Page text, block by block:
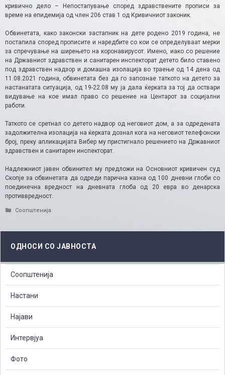
кривично дело – Непостапување според здравствените прописи за
време на епидемија од член 206 став 1 од Кривичниот законик.
Обвинетата, како законски застапник на дете родено 2019 година, не
постапила според прописите и наредбите со кои се определуваат мерки
за спречување на ширењето на коронавирусот. Имено, иако со решение
на Државниот здравствен и санитарен инспекторат детето било ставено
под здравствен надзор и домашна изолација во траење од 14 дена од
11.08.2021 година, обвинетата без да го запознае таткото на детето за
настанатата ситуација, од 19-22.08 му ја дала ќерката за тој да оствари
видување на кое имал право со решение на Центарот за социјални
работи.
Таткото се сретнал со детето надвор од неговиот дом, а за одредената
задолжителна изолација на ќерката дознал кога на неговиот телефонски
број, преку апликацијата Вибер му пристигнало решението на Државниот
здравствен и санитарен инспекторат.
Надлежниот јавен обвинител му предложи на Основниот кривичен суд
Скопје за обвинетата да одреди парична казна од 100 дневни глоби со
поединечна вредност на дневната глоба од 20 евра во денарска
противвредност.​
Categories
Соопштенија
ОДНОСИ СО ЈАВНОСТА
Соопштенија
Настани
Најави
Интервјуа
Фото